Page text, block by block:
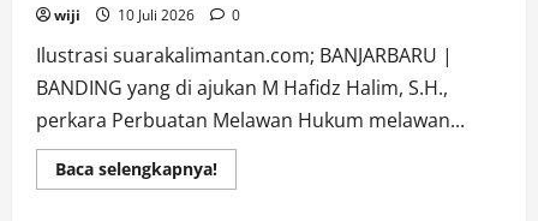
wiji 10 Juli 2026 0
Ilustrasi suarakalimantan.com; BANJARBARU |
BANDING yang di ajukan M Hafidz Halim, S.H.,
perkara Perbuatan Melawan Hukum melawan...
Baca selengkapnya!Read
more